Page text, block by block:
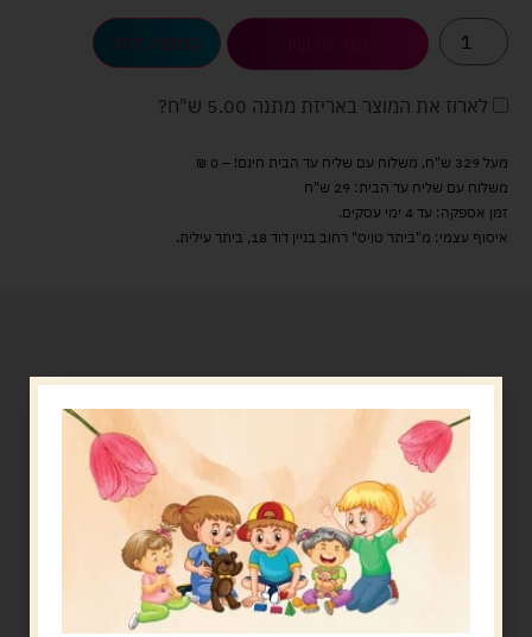
הוספה לסל
לארוז את המוצר באריזת מתנה 5.00 ש"ח ?
מעל 329 ש"ח, משלוח עם שליח עד הבית חינם! – 0 ₪
משלוח עם שליח עד הבית: 29 ש"ח
זמן אספקה: עד 4 ימי עסקים.
איסוף עצמי: מ"ביתר טויס" רחוב בניין דוד 18, ביתר עילית.